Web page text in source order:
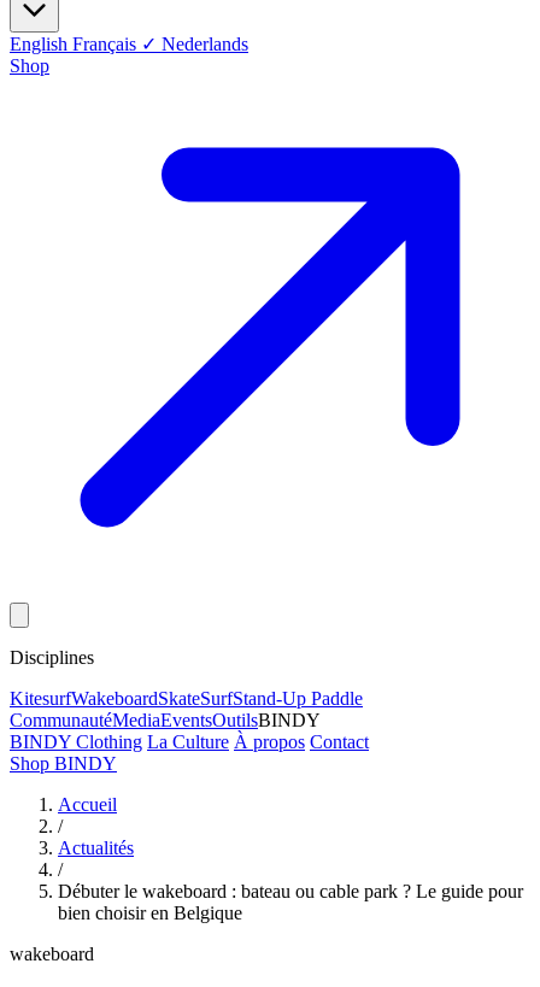
English Français ✓ Nederlands
Shop
Disciplines
KitesurfWakeboardSkateSurfStand-Up Paddle
CommunautéMediaEventsOutilsBINDY
BINDY Clothing La Culture À propos Contact
Shop BINDY
Accueil
/
Actualités
/
Débuter le wakeboard : bateau ou cable park ? Le guide pour
bien choisir en Belgique
wakeboard